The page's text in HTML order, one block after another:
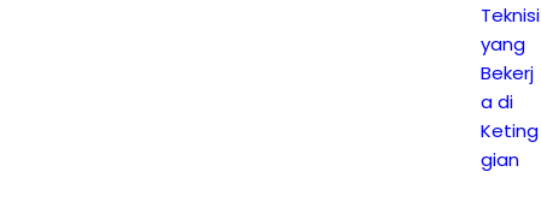
Teknisi
yang
Bekerj
a di
Keting
gian